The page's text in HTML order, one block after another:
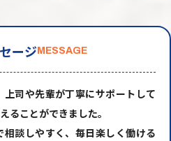
ージ MESSAGE
司や先輩が丁寧にサポートして
ることができました。
談しやすく、毎日楽しく働ける